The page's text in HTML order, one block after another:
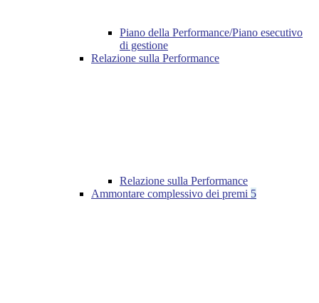
Piano della Performance/Piano esecutivo
di gestione
Relazione sulla Performance
Relazione sulla Performance
Ammontare complessivo dei premi 5